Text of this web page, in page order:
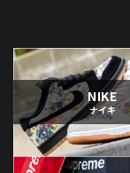
NIKE
ナイキ